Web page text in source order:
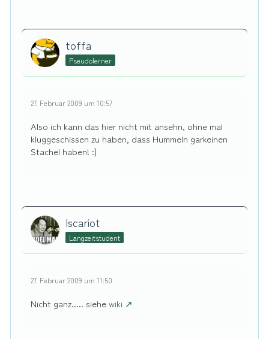
toffa
Pseudolerner
27. Februar 2009 um 10:57
Also ich kann das hier nicht mit ansehn, ohne mal
kluggeschissen zu haben, dass Hummeln garkeinen
Stachel haben! :]
Iscariot
Langzeitstudent
27. Februar 2009 um 11:50
Nicht ganz..... siehewiki